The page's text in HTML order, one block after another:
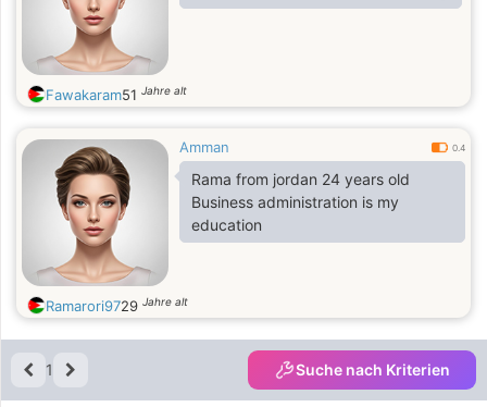
Fawakaram51 Jahre alt
Amman 0.4
Rama from jordan 24 years old
Business administration is my
education
Ramarori9729 Jahre alt
1 Suche nach Kriterien